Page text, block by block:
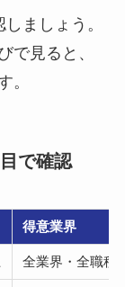
ましょう。
で見ると、
。
で確認
得意業界
全業界・全職種